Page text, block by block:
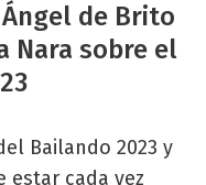
de Brito
Nara sobre el
Bailando 2023 y
estar cada vez